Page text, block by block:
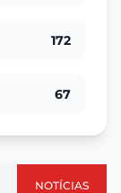
172
67
NOTÍCIAS